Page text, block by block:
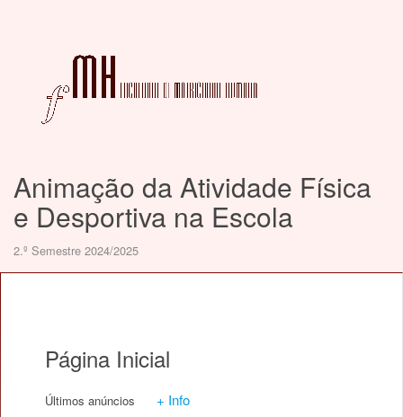
Animação da Atividade Física
e Desportiva na Escola
2.º Semestre 2024/2025
Página Inicial
Últimos anúncios + Info